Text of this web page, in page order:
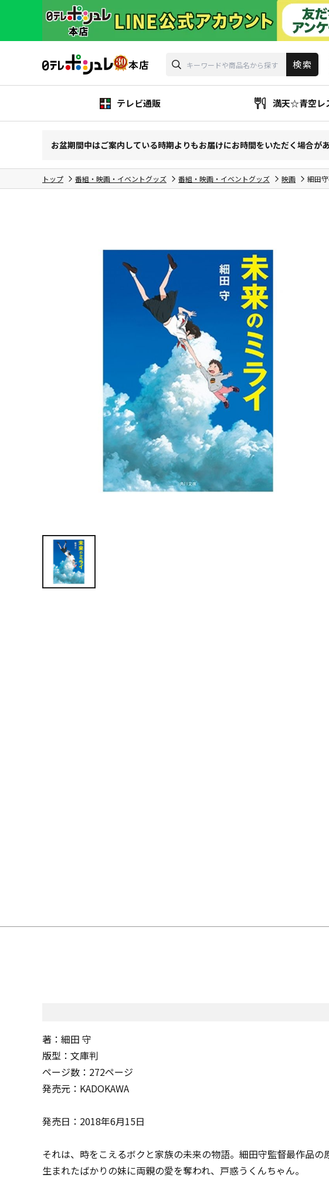
テレビ通販 満天☆青空レ
お盆期間中はご案内している時期よりもお届けにお時間をいただく場合が
トップ 番組・映画・イベントグッズ 番組・映画・イベントグッズ 映画 細田
著：細田 守
版型：文庫判
ページ数：272ページ
発売元：KADOKAWA
発売日：2018年6月15日
それは、時をこえるボクと家族の未来の物語。細田守監督最作品の
生まれたばかりの妹に両親の愛を奪われ、戸惑うくんちゃん。